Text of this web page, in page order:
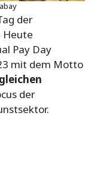
der
Heute
Pay Day
mit dem Motto
der